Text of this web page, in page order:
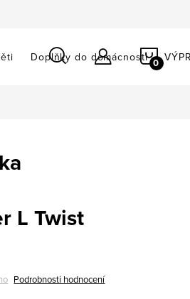
Doplňky do domácnosti
L Twist
Podrobnosti hodnocení